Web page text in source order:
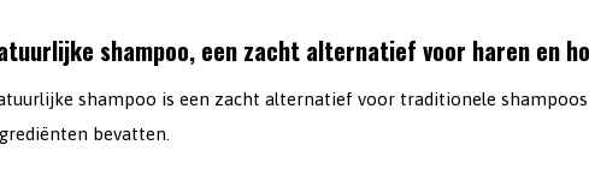
shampoo, een zacht alternatief voor haren en
shampoo is een zacht alternatief voor traditionele
bevatten.